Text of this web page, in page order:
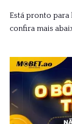
Está pronto para
confira mais